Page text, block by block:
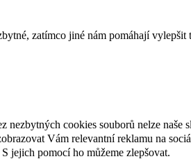
zatímco jiné nám pomáhají
nezbytných cookies souborů nelze naše
Vám relevantní reklamu na
jejich pomocí ho můžeme zlepšovat.